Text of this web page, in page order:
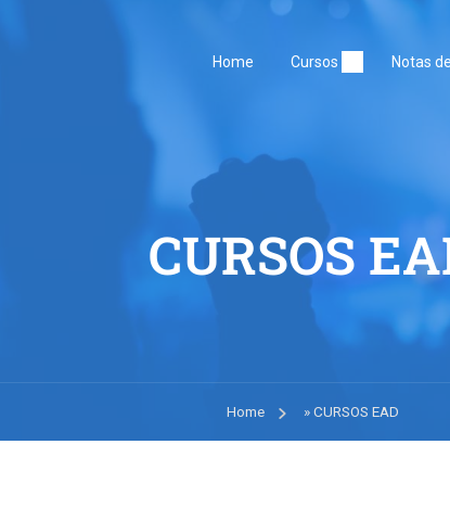
Home Cursos Notas
CURSOS
Home »CURSOS EAD